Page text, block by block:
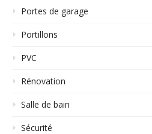
Portes de garage
Portillons
PVC
Rénovation
Salle de bain
Sécurité